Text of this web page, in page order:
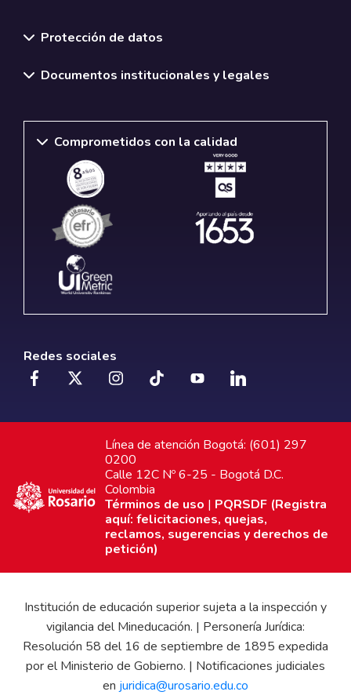
Protección de datos
Documentos institucionales y legales
Comprometidos con la calidad
Redes sociales
Línea de atención Bogotá: (601) 297
0200
Calle 12C Nº 6-25 - Bogotá D.C.
Colombia
Términos de uso | PQRSDF (Registra
aquí: felicitaciones, quejas,
reclamos, sugerencias y derechos de
petición)
Institución de educación superior sujeta a la inspección y
vigilancia del Mineducación. | Personería Jurídica:
Resolución 58 del 16 de septiembre de 1895 expedida
por el Ministerio de Gobierno. | Notificaciones judiciales
en juridica@urosario.edu.co